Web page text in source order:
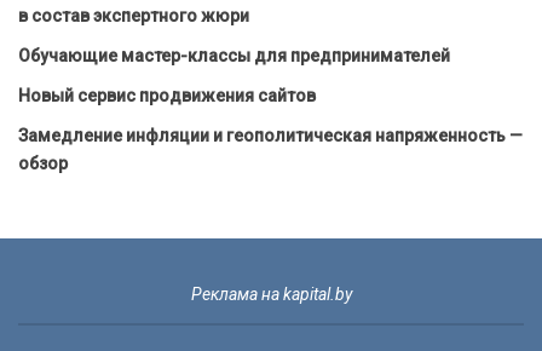
в состав экспертного жюри
Обучающие мастер-классы для предпринимателей
Новый сервис продвижения сайтов
Замедление инфляции и геополитическая напряженность —
обзор
Реклама на kapital.by